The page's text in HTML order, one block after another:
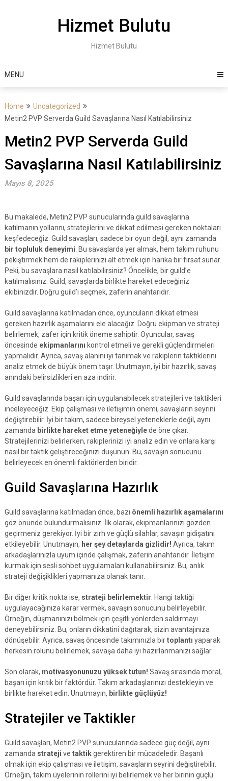
Hizmet Bulutu
Hizmet Bulutu
MENU
Home
Uncategorized
Metin2 PVP Serverda Guild Savaşlarına Nasıl Katılabilirsiniz
Metin2 PVP Serverda Guild
Savaşlarına Nasıl Katılabilirsiniz
Mayıs 8, 2025
Bu makalede, Metin2 PVP sunucularında guild savaşlarına
katılmanın yollarını, stratejilerini ve dikkat edilmesi gereken noktaları
keşfedeceğiz. Guild savaşları, sadece bir oyun değil, aynı zamanda
bir topluluk deneyimi . Bu savaşlarda yer almak, hem takım ruhunu
pekiştirmek hem de rakiplerinizi alt etmek için harika bir fırsat sunar.
Peki, bu savaşlara nasıl katılabilirsiniz? Öncelikle, bir guild’e
katılmalısınız. Guild, savaşlarda birlikte hareket edeceğiniz
ekibinizdir. Doğru guild’i seçmek, zaferin anahtarıdır.
Guild savaşlarına katılmadan önce, oyuncuların dikkat etmesi
gereken hazırlık aşamalarını ele alacağız. Doğru ekipman ve strateji
belirlemek, zafer için kritik öneme sahiptir. Oyuncular, savaş
öncesinde ekipmanlarını kontrol etmeli ve gerekli güçlendirmeleri
yapmalıdır. Ayrıca, savaş alanını iyi tanımak ve rakiplerin taktiklerini
analiz etmek de büyük önem taşır. Unutmayın, iyi bir hazırlık, savaş
anındaki belirsizlikleri en aza indirir.
Guild savaşlarında başarı için uygulanabilecek stratejileri ve taktikleri
inceleyeceğiz. Ekip çalışması ve iletişimin önemi, savaşların seyrini
değiştirebilir. İyi bir takım, sadece bireysel yeteneklerle değil, aynı
zamanda birlikte hareket etme yeteneğiylede öne çıkar.
Stratejilerinizi belirlerken, rakiplerinizi iyi analiz edin ve onlara karşı
nasıl bir taktik geliştireceğinizi düşünün. Bu, savaşın sonucunu
belirleyecek en önemli faktörlerden biridir.
Guild Savaşlarına Hazırlık
Guild savaşlarına katılmadan önce, bazı önemli hazırlık aşamalarını
göz önünde bulundurmalısınız. İlk olarak, ekipmanlarınızı gözden
geçirmeniz gerekiyor. İyi bir zırh ve güçlü silahlar, savaşın gidişatını
etkileyebilir. Unutmayın, her şey detaylarda gizlidir! Ayrıca, takım
arkadaşlarınızla uyum içinde çalışmak, zaferin anahtarıdır. İletişim
kurmak için sesli sohbet uygulamaları kullanabilirsiniz. Bu, anlık
strateji değişiklikleri yapmanıza olanak tanır.
Bir diğer kritik nokta ise, strateji belirlemektir . Hangi taktiği
uygulayacağınıza karar vermek, savaşın sonucunu belirleyebilir.
Örneğin, düşmanınızı bölmek için çeşitli yönlerden saldırmayı
deneyebilirsiniz. Bu, onların dikkatini dağıtarak, sizin avantajınıza
dönüşebilir. Ayrıca, savaş öncesinde takımınızla birtoplantı yaparak
herkesin rolünü belirlemek, savaşa daha iyi hazırlanmanızı sağlar.
Son olarak, motivasyonunuzu yüksek tutun! Savaş sırasında moral,
başarı için kritik bir faktördür. Takım arkadaşlarınızı destekleyin ve
birlikte hareket edin. Unutmayın, birlikte güçlüyüz!
Stratejiler ve Taktikler
Guild savaşları, Metin2 PVP sunucularında sadece güç değil, aynı
zamanda strateji ve taktikgerektiren bir mücadeledir. Başarılı
olmak için ekip çalışması ve iletişim, savaşların seyrini değiştirebilir.
Örneğin, takım üyelerinin rollerini iyi belirlemek ve her birinin güçlü